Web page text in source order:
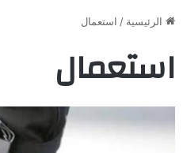
الرئيسية / استعمال
استعمال